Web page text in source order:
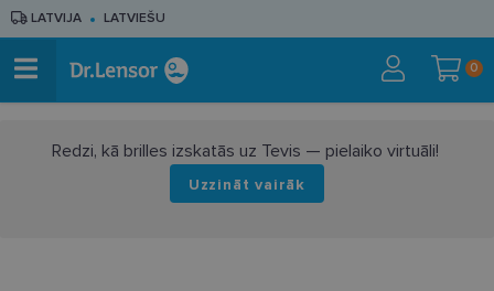
LATVIJA LATVIEŠU
0
Redzi, kā brilles izskatās uz Tevis — pielaiko virtuāli!
Uzzināt vairāk